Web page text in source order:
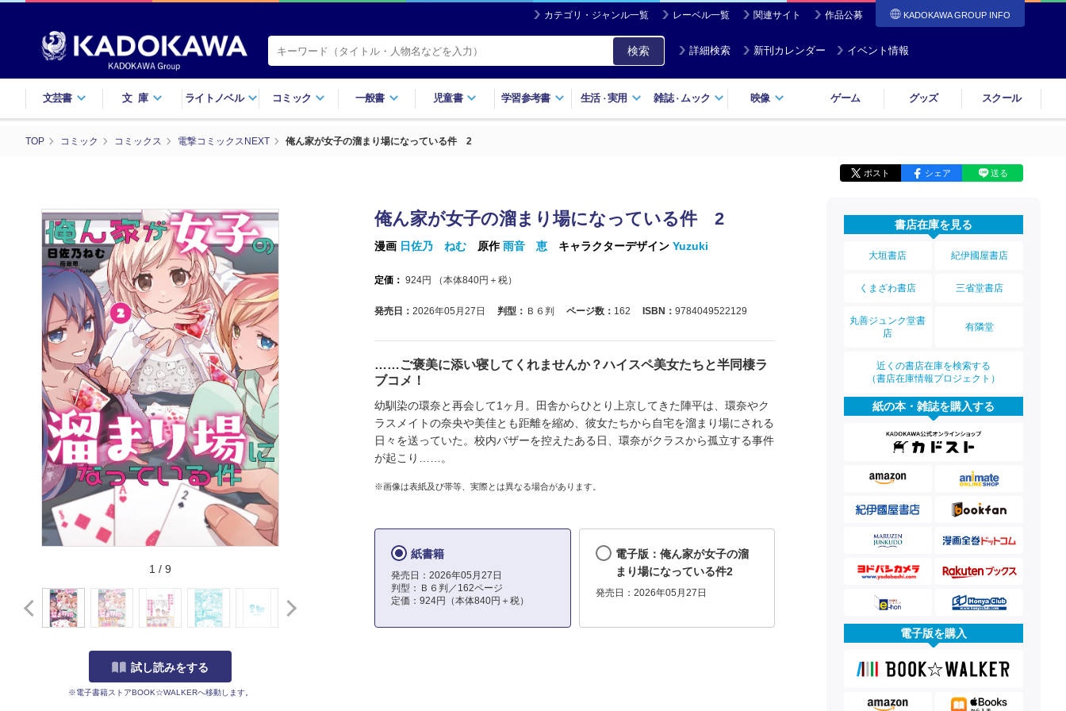
カテゴリ・ジャンル一覧 レーベル一覧 関連サイト 作品公募 KADOKAWA GROUP INFO
検索 詳細検索 新刊カレンダー イベント情報
文芸書 文庫 ライトノベル コミック 一般書 児童書 学習参考書 生活・実用 雑誌・ ムック 映像 ゲーム グッズ スクール
TOP コミック コミックス 電撃コミックスNEXT 俺ん家が女子の溜まり場になっている件 2
ポスト シェア 送る
1 / 9
試し読みをする
※電子書籍ストアBOOK☆WALKERへ移動します。
俺ん家が女子の溜まり場になっている件 2
漫画 日佐乃 ねむ 原作雨音 恵 キャラクターデザイン Yuzuki
定価： 924円 （本体840円＋税）
発売日： 2026年05月27日 判型： Ｂ６判 ページ数： 162 ISBN： 9784049522129
……ご褒美に添い寝してくれませんか？ハイスペ美女たちと半同棲ラ
ブコメ！
幼馴染の環奈と再会して1ヶ月。田舎からひとり上京してきた陣平は、環奈やク
ラスメイトの奈央や美佳とも距離を縮め、彼女たちから自宅を溜まり場にされる
日々を送っていた。校内バザーを控えたある日、環奈がクラスから孤立する事件
が起こり……。
※画像は表紙及び帯等、実際とは異なる場合があります。
紙書籍
発売日：2026年05月27日
判型：Ｂ６判／162ページ
定価：924円（本体840円＋税）
電子版：俺ん家が女子の溜
まり場になっている件2
発売日：2026年05月27日
書店在庫を見る
大垣書店 紀伊國屋書店
くまざわ書店 三省堂書店
丸善ジュンク堂書
店
有隣堂
近くの書店在庫を検索する
（書店在庫情報プロジェクト）
紙の本・雑誌を購入する
電子版を購入